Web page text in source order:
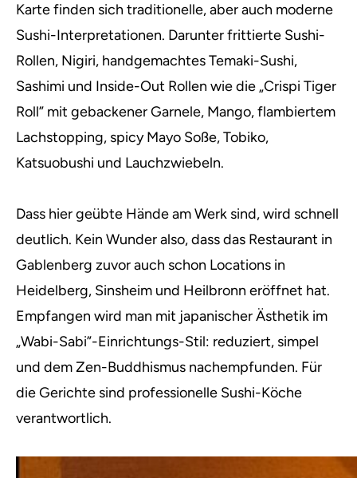
Karte finden sich traditionelle, aber auch moderne
Sushi-Interpretationen. Darunter frittierte Sushi-
Rollen, Nigiri, handgemachtes Temaki-Sushi,
Sashimi und Inside-Out Rollen wie die „Crispi Tiger
Roll” mit gebackener Garnele, Mango, flambiertem
Lachstopping, spicy Mayo Soße, Tobiko,
Katsuobushi und Lauchzwiebeln.
Dass hier geübte Hände am Werk sind, wird schnell
deutlich. Kein Wunder also, dass das Restaurant in
Gablenberg zuvor auch schon Locations in
Heidelberg, Sinsheim und Heilbronn eröffnet hat.
Empfangen wird man mit japanischer Ästhetik im
„Wabi-Sabi”-Einrichtungs-Stil: reduziert, simpel
und dem Zen-Buddhismus nachempfunden. Für
die Gerichte sind professionelle Sushi-Köche
verantwortlich.